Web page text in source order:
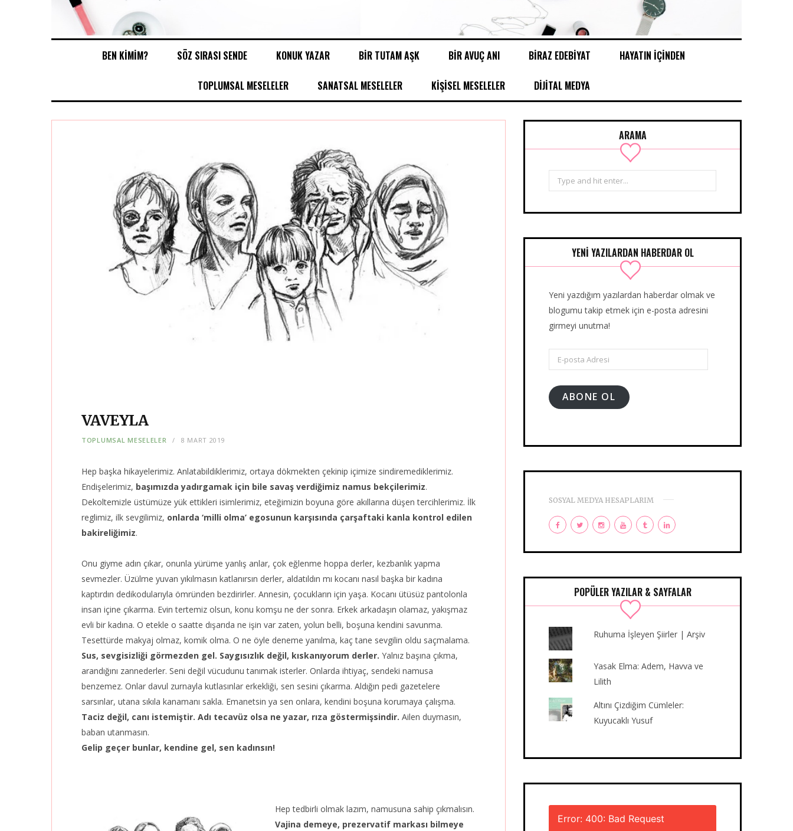
BEN KİMİM? SÖZ SIRASI SENDE KONUK YAZAR BİR TUTAM AŞK BİR AVUÇ ANI BİRAZ EDEBİYAT HAYATIN İÇİNDEN
TOPLUMSAL MESELELER SANATSAL MESELELER KİŞİSEL MESELELER DİJİTAL MEDYA
VAVEYLA
TOPLUMSAL MESELELER 8 MART 2019
Hep başka hikayelerimiz. Anlatabildiklerimiz, ortaya dökmekten çekinip içimize sindiremediklerimiz.
Endişelerimiz, başımızda yadırgamak için bile savaş verdiğimiz namus bekçilerimiz.
Dekoltemizle üstümüze yük ettikleri isimlerimiz, eteğimizin boyuna göre akıllarına düşen tercihlerimiz. İlk
reglimiz, ilk sevgilimiz, onlarda ‘milli olma’ egosunun karşısında çarşaftaki kanla kontrol edilen
bakireliğimiz.
Onu giyme adın çıkar, onunla yürüme yanlış anlar, çok eğlenme hoppa derler, kezbanlık yapma
sevmezler. Üzülme yuvan yıkılmasın katlanırsın derler, aldatıldın mı kocanı nasıl başka bir kadına
kaptırdın dedikodularıyla ömründen bezdirirler. Annesin, çocukların için yaşa. Kocanı ütüsüz pantolonla
insan içine çıkarma. Evin tertemiz olsun, konu komşu ne der sonra. Erkek arkadaşın olamaz, yakışmaz
evli bir kadına. O etekle o saatte dışarıda ne işin var zaten, yolun belli, boşuna kendini savunma.
Tesettürde makyaj olmaz, komik olma. O ne öyle deneme yanılma, kaç tane sevgilin oldu saçmalama.
Sus, sevgisizliği görmezden gel. Saygısızlık değil, kıskanıyorum derler. Yalnız başına çıkma,
arandığını zannederler. Seni değil vücudunu tanımak isterler. Onlarda ihtiyaç, sendeki namusa
benzemez. Onlar davul zurnayla kutlasınlar erkekliği, sen sesini çıkarma. Aldığın pedi gazetelere
sarsınlar, utana sıkıla kanamanı sakla. Emanetsin ya sen onlara, kendini boşuna korumaya çalışma.
Taciz değil, canı istemiştir. Adı tecavüz olsa ne yazar, rıza göstermişsindir. Ailen duymasın,
baban utanmasın.
Gelip geçer bunlar, kendine gel, sen kadınsın!
Hep tedbirli olmak lazım, namusuna sahip çıkmalısın.
Vajina demeye, prezervatif markası bilmeye
ARAMA
Search
for:
YENİ YAZILARDAN HABERDAR OL
Yeni yazdığım yazılardan haberdar olmak ve
blogumu takip etmek için e-posta adresini
girmeyi unutma!
posta
Adresi
ABONE OL
SOSYAL MEDYA HESAPLARIM
F
a
T
w
e
I
n
g
Y
o
b
e
T
u
r
L
i
d
POPÜLER YAZILAR & SAYFALAR
Ruhuma İşleyen Şiirler | Arşiv
Yasak Elma: Adem, Havva ve
Lilith
Altını Çizdiğim Cümleler:
Kuyucaklı Yusuf
Error: 400: Bad Request